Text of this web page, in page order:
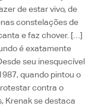
de estar vivo, de
constelações de
e faz chover. […]
é exatamente
seu inesquecível
quando pintou o
contra o
Krenak se destaca